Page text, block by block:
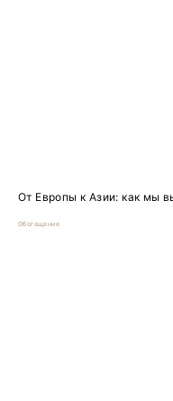
От Европы к Азии: как мы
Обогащение